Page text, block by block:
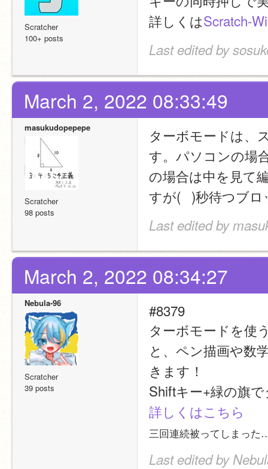
Scratcher
100+ posts
詳しくはScratch-
Last edited by
March 2, 2022 08:33:49
masukudopepepe
Scratcher
98 posts
ターボモードは、
す。パソコンの場
の場合は中を見て
すが(   )秒待つブ
Last edited by
March 2, 2022 08:34:27
Nebula-96
Scratcher
39 posts
#8379
ターボモードを使
と、ペン描画や数
きます！
Shiftキー+緑の旗
詳しくはこちら
三回連続被ってしまっ
Last edited by